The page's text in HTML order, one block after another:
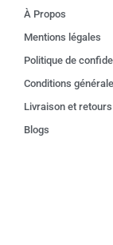
À Propos
Mentions légales
Politique de
Conditions
Livraison et retours
Blogs